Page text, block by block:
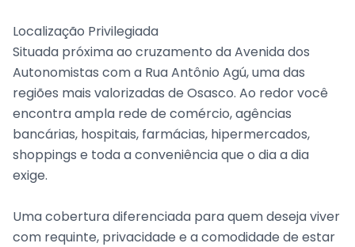
Localização Privilegiada
Situada próxima ao cruzamento da Avenida dos
Autonomistas com a Rua Antônio Agú, uma das
regiões mais valorizadas de Osasco. Ao redor você
encontra ampla rede de comércio, agências
bancárias, hospitais, farmácias, hipermercados,
shoppings e toda a conveniência que o dia a dia
exige.
Uma cobertura diferenciada para quem deseja viver
com requinte, privacidade e a comodidade de estar